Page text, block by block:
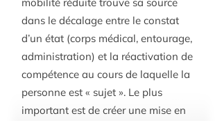
dans le décalage entre le constat
d’un état (corps médical, entourage,
administration) et la réactivation de
compétence au cours de laquelle la
personne est « sujet ». Le plus
important est de créer une mise en